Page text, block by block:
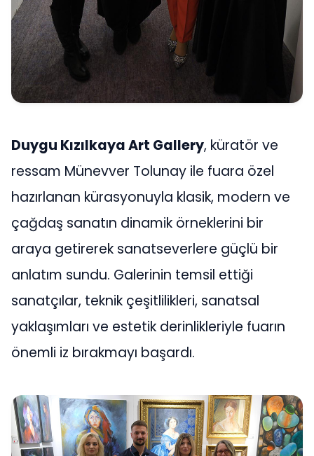
Duygu Kızılkaya Art Gallery, küratör ve
ressam Münevver Tolunay ile fuara özel
hazırlanan kürasyonuyla klasik, modern ve
çağdaş sanatın dinamik örneklerini bir
araya getirerek sanatseverlere güçlü bir
anlatım sundu. Galerinin temsil ettiği
sanatçılar, teknik çeşitlilikleri, sanatsal
yaklaşımları ve estetik derinlikleriyle fuarın
önemli iz bırakmayı başardı.